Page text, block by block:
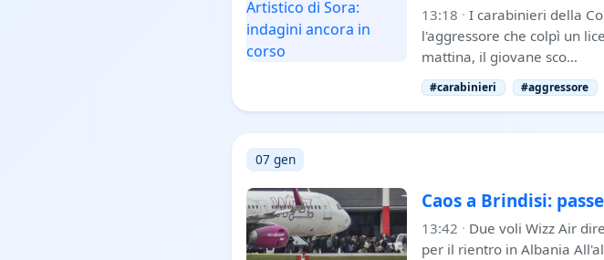
13:18 · I carabinieri della
l'aggressore che colpì un
mattina, il giovane sco…
#carabinieri #aggressore
07 gen
Caos a Brindisi:
13:42 · Due voli Wizz Air
per il rientro in Albania